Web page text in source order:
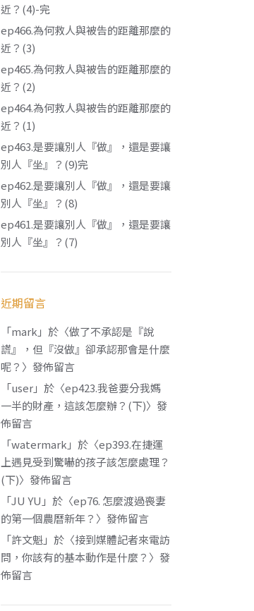
近？(4)-完
ep466.為何救人與被告的距離那麼的
近？(3)
ep465.為何救人與被告的距離那麼的
近？(2)
ep464.為何救人與被告的距離那麼的
近？(1)
ep463.是要讓別人『做』，還是要讓
別人『坐』？(9)完
ep462.是要讓別人『做』，還是要讓
別人『坐』？(8)
ep461.是要讓別人『做』，還是要讓
別人『坐』？(7)
近期留言
「mark 」於〈做了不承認是『說
謊』，但『沒做』卻承認那會是什麼
呢？ 〉發佈留言
「user」於〈ep423.我爸要分我媽
一半的財產，這該怎麼辦？(下)〉發
佈留言
「watermark 」於〈ep393.在捷運
上遇見受到驚嚇的孩子該怎麼處理？
(下)〉發佈留言
「JU YU 」於〈ep76. 怎麼渡過喪妻
的第一個農曆新年？ 〉發佈留言
「許文魁」於〈接到媒體記者來電訪
問，你該有的基本動作是什麼？ 〉發
佈留言